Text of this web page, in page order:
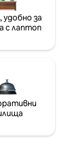
за
с лаптоп